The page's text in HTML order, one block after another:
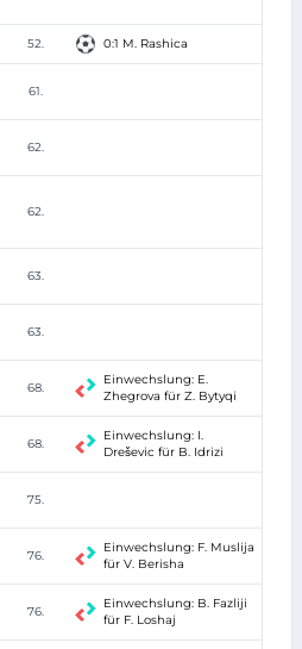
52. 0:1 M. Rashica
61.
62.
62.
63.
63.
68.
Einwechslung: E.
Zhegrova für Z. Bytyqi
68.
Einwechslung: I.
Dreševic für B. Idrizi
75.
76.
Einwechslung: F. Muslija
für V. Berisha
76.
Einwechslung: B. Fazliji
für F. Loshaj